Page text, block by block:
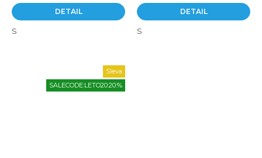
DETAIL
S
DETAIL
S
Sleva
SALECODE:LETO20:20:%